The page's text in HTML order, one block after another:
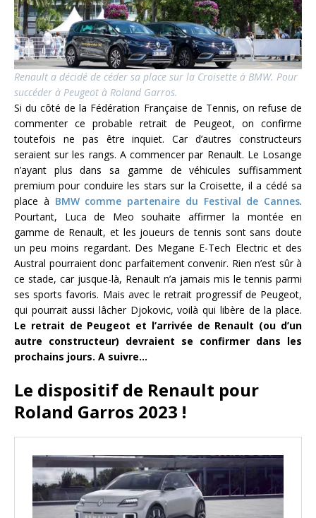
Renault a décidé de céder sa place sur la Croisette à BMW. Pour
succéder à Peugeot à Roland Garros.
Si du côté de la Fédération Française de Tennis, on refuse de
commenter ce probable retrait de Peugeot, on confirme
toutefois ne pas être inquiet. Car d’autres constructeurs
seraient sur les rangs. A commencer par Renault. Le Losange
n’ayant plus dans sa gamme de véhicules suffisamment
premium pour conduire les stars sur la Croisette, il a cédé sa
place à BMW comme partenaire du Festival de Cannes.
Pourtant, Luca de Meo souhaite affirmer la montée en
gamme de Renault, et les joueurs de tennis sont sans doute
un peu moins regardant. Des Megane E-Tech Electric et des
Austral pourraient donc parfaitement convenir. Rien n’est sûr à
ce stade, car jusque-là, Renault n’a jamais mis le tennis parmi
ses sports favoris. Mais avec le retrait progressif de Peugeot,
qui pourrait aussi lâcher Djokovic, voilà qui libère de la place.
Le retrait de Peugeot et l’arrivée de Renault (ou d’un
autre constructeur) devraient se confirmer dans les
prochains jours. A suivre…
Le dispositif de Renault pour
Roland Garros 2023 !